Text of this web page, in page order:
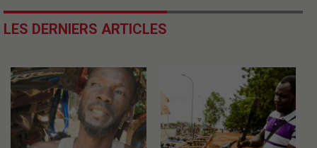
LES DERNIERS ARTICLES